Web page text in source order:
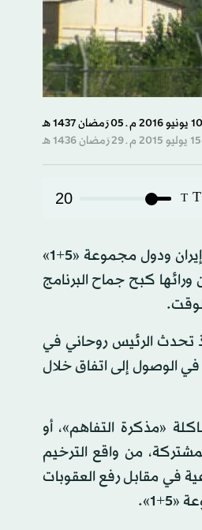
T
T
20
بعد نحو عامين من الجهود الدبلوماسية الحثيثة في ما يتعلق بالبرنامج النووي الإيراني، خرجت عن إيران ودول مجموعة «5+1»
والمقصود من ورائها كبح جماح البرنامج
إذ تحدث الرئيس روحاني في
الوصول إلى اتفاق خلال
شاكلة «مذكرة التفاهم»، أو
من واقع الترخيم
في مقابل رفع العقوبات